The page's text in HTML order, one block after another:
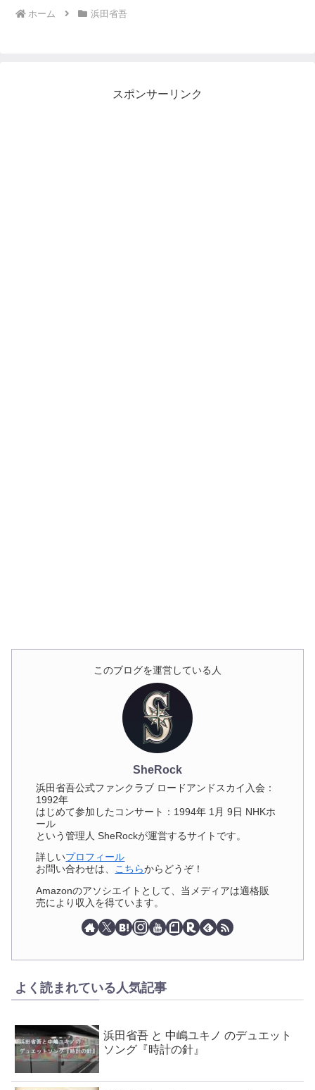
ホーム 浜田省吾
スポンサーリンク
このブログを運営している人
SheRock
浜田省吾公式ファンクラブ ロードアンドスカイ入会：
1992年
はじめて参加したコンサート：1994年 1月 9日 NHKホ
ール
という管理人 SheRockが運営するサイトです。
詳しいプロフィール
お問い合わせは、 こちらからどうぞ！
Amazonのアソシエイトとして、当メディアは適格販
売により収入を得ています。
よく読まれている人気記事
浜田省吾 と 中嶋ユキノ のデュエット
ソング『時計の針』